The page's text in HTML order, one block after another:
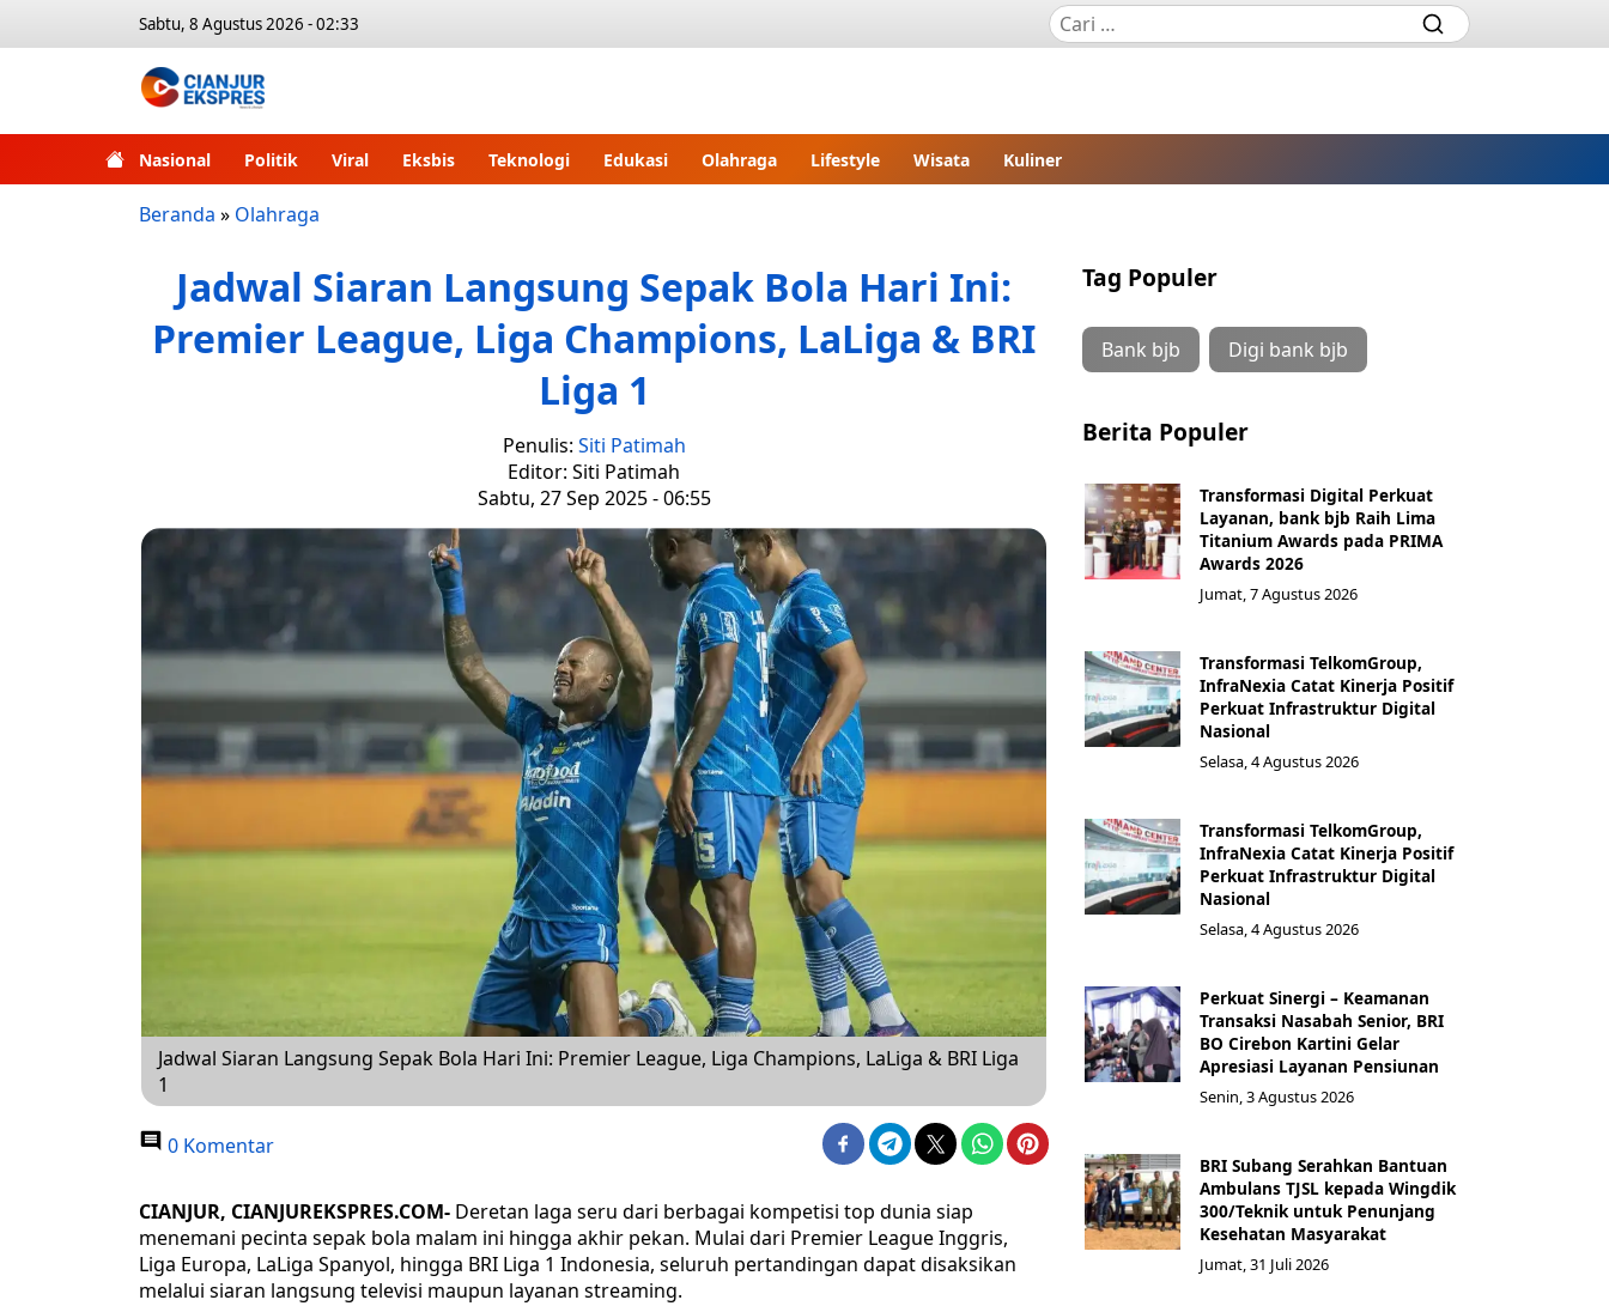
Sabtu, 8 Agustus 2026 - 02:33
Nasional Politik Viral Eksbis Teknologi Edukasi Olahraga Lifestyle Wisata Kuliner
Beranda » Olahraga
Jadwal Siaran Langsung Sepak Bola Hari Ini:
Premier League, Liga Champions, LaLiga & BRI
Liga 1
Penulis: Siti Patimah
Editor: Siti Patimah
Sabtu, 27 Sep 2025 - 06:55
Jadwal Siaran Langsung Sepak Bola Hari Ini: Premier League, Liga Champions, LaLiga & BRI Liga
1
0 Komentar
CIANJUR, CIANJUREKSPRES.COM- Deretan laga seru dari berbagai kompetisi top dunia siap
menemani pecinta sepak bola malam ini hingga akhir pekan. Mulai dari Premier League Inggris,
Liga Europa, LaLiga Spanyol, hingga BRI Liga 1 Indonesia, seluruh pertandingan dapat disaksikan
melalui siaran langsung televisi maupun layanan streaming.
Tag Populer
Bank bjb Digi bank bjb
Berita Populer
Transformasi Digital Perkuat
Layanan, bank bjb Raih Lima
Titanium Awards pada PRIMA
Awards 2026
Jumat, 7 Agustus 2026
Transformasi TelkomGroup,
InfraNexia Catat Kinerja Positif
Perkuat Infrastruktur Digital
Nasional
Selasa, 4 Agustus 2026
Transformasi TelkomGroup,
InfraNexia Catat Kinerja Positif
Perkuat Infrastruktur Digital
Nasional
Selasa, 4 Agustus 2026
Perkuat Sinergi – Keamanan
Transaksi Nasabah Senior, BRI
BO Cirebon Kartini Gelar
Apresiasi Layanan Pensiunan
Senin, 3 Agustus 2026
BRI Subang Serahkan Bantuan
Ambulans TJSL kepada Wingdik
300/Teknik untuk Penunjang
Kesehatan Masyarakat ​
Jumat, 31 Juli 2026